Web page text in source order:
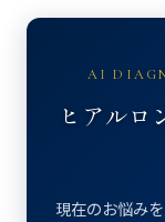
AI
ヒアルロ
現在のお悩み